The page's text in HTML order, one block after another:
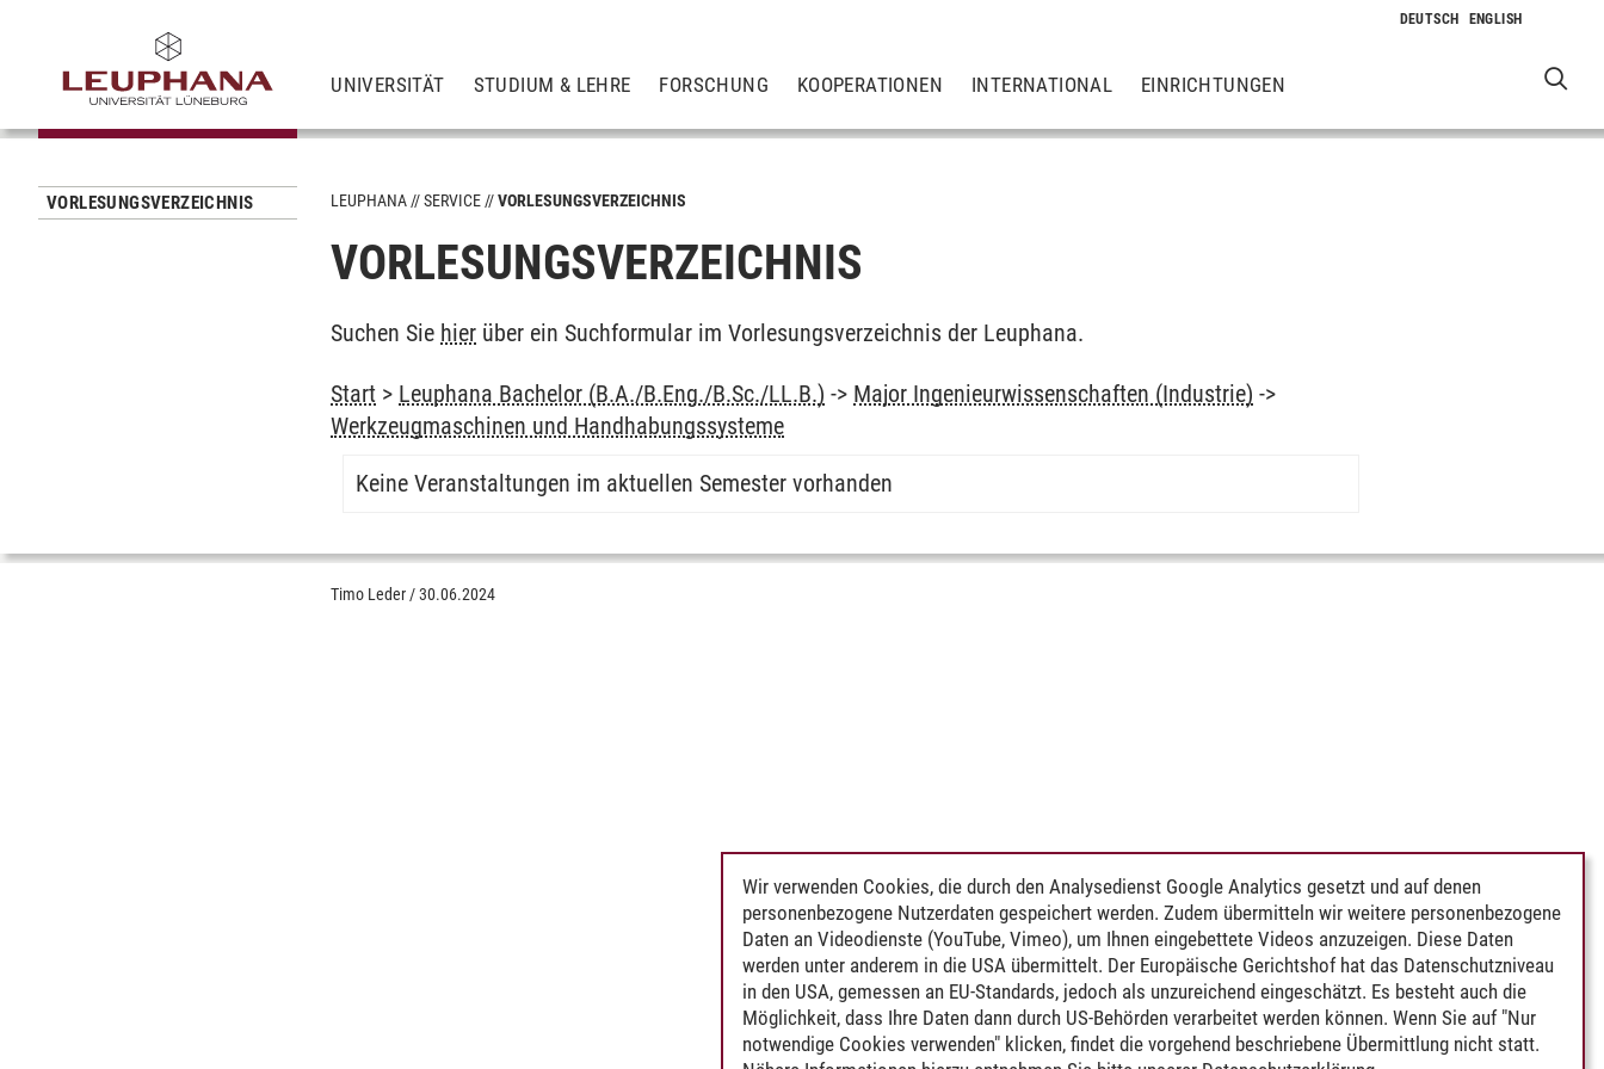
UNIVERSITÄT STUDIUM & LEHRE FORSCHUNG KOOPERATIONEN INTERNATIONAL EINRICHTUNGEN
VORLESUNGSVERZEICHNIS LEUPHANA SERVICE VORLESUNGSVERZEICHNIS
VORLESUNGSVERZEICHNIS
Suchen Sie hier über ein Suchformular im Vorlesungsverzeichnis der Leuphana.
Start > Leuphana Bachelor (B.A./B.Eng./B.Sc./LL.B.) -> Major Ingenieurwissenschaften (Industrie) ->
Werkzeugmaschinen und Handhabungssysteme
Keine Veranstaltungen im aktuellen Semester vorhanden
Timo Leder /30.06.2024
Wir verwenden Cookies, die durch den Analysedienst Google Analytics gesetzt und auf denen
personenbezogene Nutzerdaten gespeichert werden. Zudem übermitteln wir weitere personenbezogene
Daten an Videodienste (YouTube, Vimeo), um Ihnen eingebettete Videos anzuzeigen. Diese Daten
werden unter anderem in die USA übermittelt. Der Europäische Gerichtshof hat das Datenschutzniveau
in den USA, gemessen an EU-Standards, jedoch als unzureichend eingeschätzt. Es besteht auch die
Möglichkeit, dass Ihre Daten dann durch US-Behörden verarbeitet werden können. Wenn Sie auf "Nur
notwendige Cookies verwenden" klicken, findet die vorgehend beschriebene Übermittlung nicht statt.